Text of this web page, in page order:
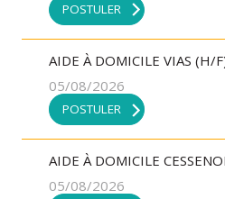
POSTULER
AIDE À DOMICILE VIAS (H/
05/08/2026
POSTULER
AIDE À DOMICILE
05/08/2026